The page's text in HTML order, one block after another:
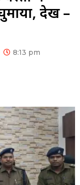
देखें –
8:13 pm